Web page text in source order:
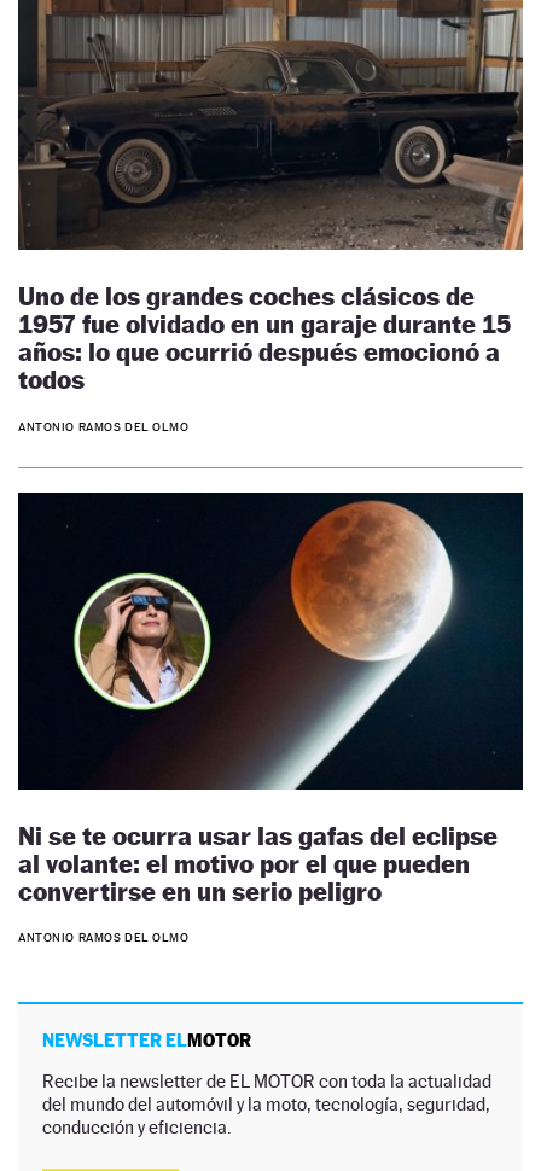
Uno de los grandes coches clásicos de
1957 fue olvidado en un garaje durante 15
años: lo que ocurrió después emocionó a
todos
ANTONIO RAMOS DEL OLMO
Ni se te ocurra usar las gafas del eclipse
al volante: el motivo por el que pueden
convertirse en un serio peligro
ANTONIO RAMOS DEL OLMO
NEWSLETTER ELMOTOR
Recibe la newsletter de EL MOTOR con toda la actualidad
del mundo del automóvil y la moto, tecnología, seguridad,
conducción y eficiencia.